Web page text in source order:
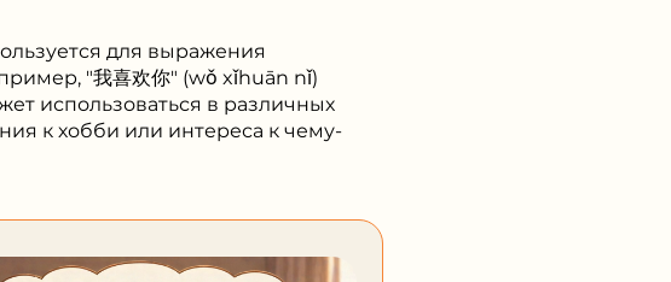
для выражения
"我喜欢你" (wǒ xǐhuān nǐ)
использоваться в различных
к хобби или интереса к чему-